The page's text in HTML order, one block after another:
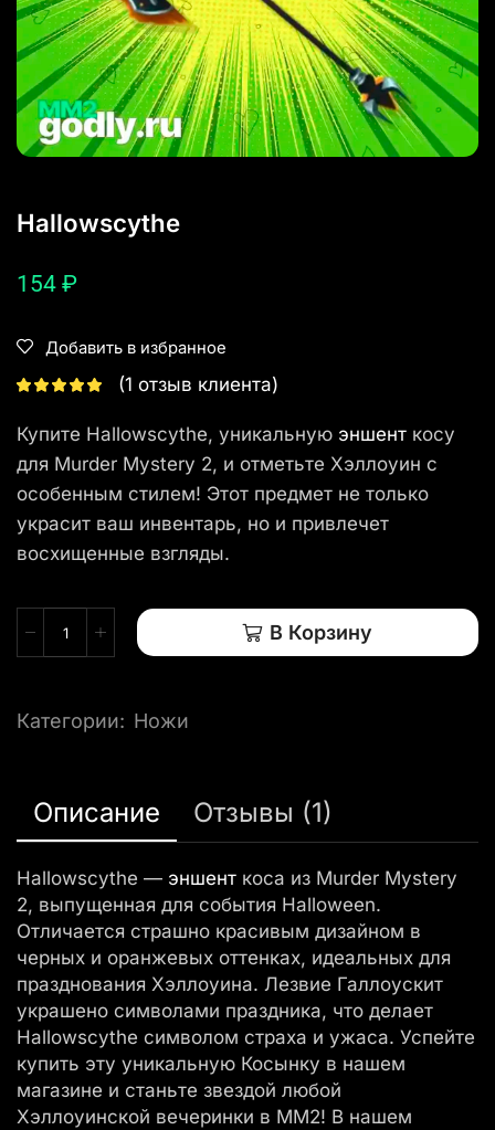
Hallowscythe
154 ₽
Добавить в избранное
(1 отзыв клиента)
Купите Hallowscythe, уникальную эншент косу
для Murder Mystery 2, и отметьте Хэллоуин с
особенным стилем! Этот предмет не только
украсит ваш инвентарь, но и привлечет
восхищенные взгляды.
В Корзину
Категории: Ножи
Описание Отзывы (1)
Hallowscythe — эншент коса из Murder Mystery
2, выпущенная для события Halloween.
Отличается страшно красивым дизайном в
черных и оранжевых оттенках, идеальных для
празднования Хэллоуина. Лезвие Галлоускит
украшено символами праздника, что делает
Hallowscythe символом страха и ужаса. Успейте
купить эту уникальную Косынку в нашем
магазине и станьте звездой любой
Хэллоуинской вечеринки в MM2! В нашем